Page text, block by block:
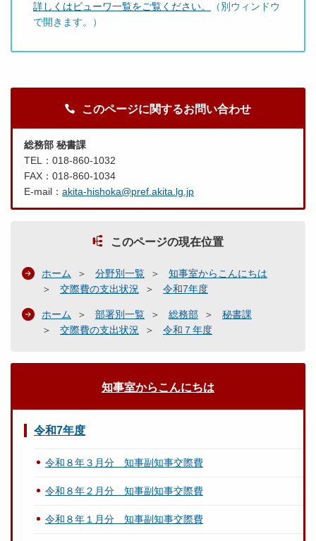
詳しくはビューワ一覧をご覧ください。
（別ウィンドウ
で開きます。）
このページに関するお問い合わせ
総務部 秘書課
TEL：018-860-1032
FAX：018-860-1034
E-mail： akita-hishoka@pref.akita.lg.jp
このページの現在位置
ホーム 分野別一覧
知事室からこんにちは
交際費の支出状況
令和7年度
ホーム 部署別一覧 総務部
秘書課
交際費の支出状況
令和７年度
知事室からこんにちは
令和7年度
令和８年３月分 知事副知事交際費
令和８年２月分 知事副知事交際費
令和８年１月分 知事副知事交際費